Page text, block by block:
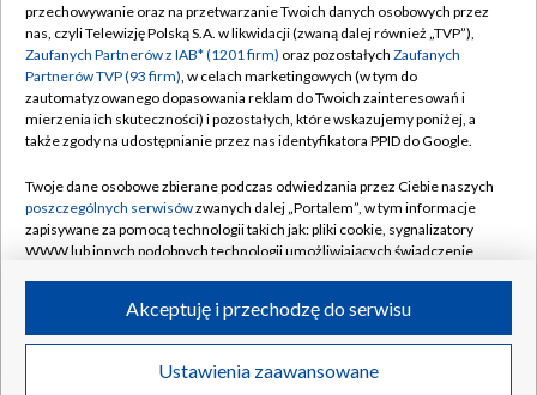
Abonament TVP
Emisja w TVP
Centrum informacji TVP
Naziemna Telewizja Cyfrowa
Rada Programowa
System NOS
Informacje o nadawcy
Program dla prasy
Regulamin TVP
Polityka prywatności
Moje zgody
Pomoc
Kontakt
Kanały
©2026 Telewizja Polska S.A. w likwidacji
przechowywanie oraz na przetwarzanie Twoich danych osobowych przez
nas, czyli Telewizję Polską S.A. w likwidacji (zwaną dalej również „TVP”),
Zaufanych Partnerów z IAB* (1201 firm) oraz pozostałych Zaufanych
Partnerów TVP (93 firm), w celach marketingowych (w tym do
zautomatyzowanego dopasowania reklam do Twoich zainteresowań i
mierzenia ich skuteczności) i pozostałych, które wskazujemy poniżej, a
także zgody na udostępnianie przez nas identyfikatora PPID do Google.
Twoje dane osobowe zbierane podczas odwiedzania przez Ciebie naszych
poszczególnych serwisówzwanych dalej „Portalem”, w tym informacje
zapisywane za pomocą technologii takich jak: pliki cookie, sygnalizatory
WWW lub innych podobnych technologii umożliwiających świadczenie
ruchu w Internecie.
Twoje dane osobowe zbierane podczas odwiedzania przez Ciebie
poszczególnych serwisówna Portalu, takie jak adresy IP, identyfikatory
Ustawienia zaawansowane
Akceptuję i przechodzę do serwisu